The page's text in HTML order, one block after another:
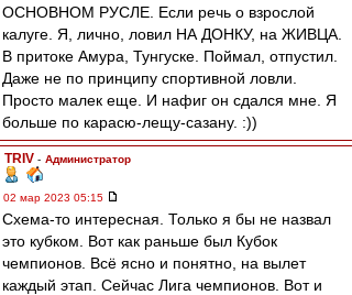
ОСНОВНОМ РУСЛЕ. Если речь о взрослой
калуге. Я, лично, ловил НА ДОНКУ, на ЖИВЦА.
В притоке Амура, Тунгуске. Поймал, отпустил.
Даже не по принципу спортивной ловли.
Просто малек еще. И нафиг он сдался мне. Я
больше по карасю-лещу-сазану. :))
TRIV - Администратор
02 мар 2023 05:15
Схема-то интересная. Только я бы не назвал
это кубком. Вот как раньше был Кубок
чемпионов. Всё ясно и понятно, на вылет
каждый этап. Сейчас Лига чемпионов. Вот и